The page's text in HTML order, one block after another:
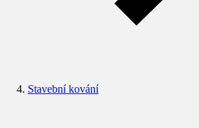
Stavební kování